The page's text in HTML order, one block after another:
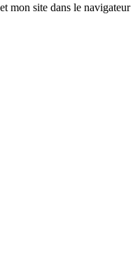
mon site dans le navigateur